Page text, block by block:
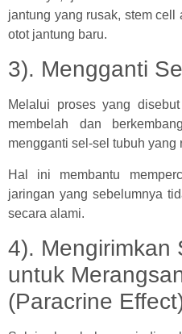
jantung yang rusak, stem cell
otot jantung baru.
3). Mengganti
Melalui proses yang
membelah dan
mengganti sel-sel tubuh yang
Hal ini membantu
jaringan yang sebelumnya
secara alami.
4). Mengirimkan
untuk
(Paracrine